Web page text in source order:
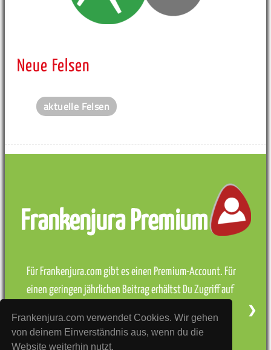
Frankenjura.com verwendet Cookies. Wir gehen
von deinem Einverständnis aus, wenn du die
Website weiterhin nutzt.
Neue Felsen
aktuelle Felsen
Frankenjura Premium
Für Frankenjura.com gibt es einen Premium-Account. Für
einen geringen jährlichen Beitrag erhältst Du Zugriff auf
Funktionen mehr. Darüber hinaus unterstützt Du
Frankenjura.com bei der Entwicklung von freien
❯